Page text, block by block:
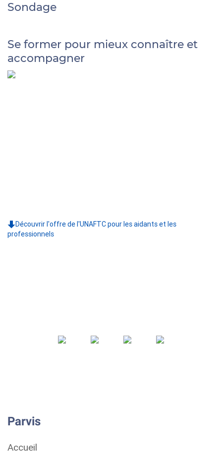
Sondage
Se former pour mieux connaître et
accompagner
Découvrir l'offre de l'UNAFTC pour les aidants et les
professionnels
Parvis
Accueil